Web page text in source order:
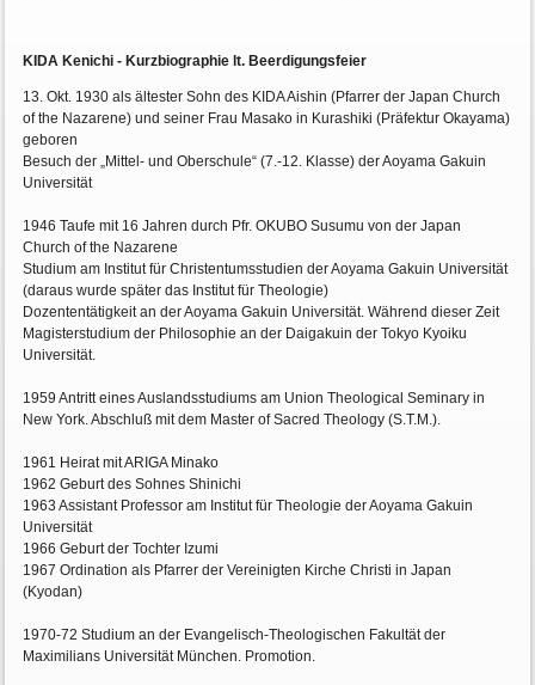
KIDA Kenichi - Kurzbiographie lt. Beerdigungsfeier
13. Okt. 1930 als ältester Sohn des KIDA Aishin (Pfarrer der Japan Church
of the Nazarene) und seiner Frau Masako in Kurashiki (Präfektur Okayama)
geboren
Besuch der „Mittel- und Oberschule“ (7.-12. Klasse) der Aoyama Gakuin
Universität
1946 Taufe mit 16 Jahren durch Pfr. OKUBO Susumu von der Japan
Church of the Nazarene
Studium am Institut für Christentumsstudien der Aoyama Gakuin Universität
(daraus wurde später das Institut für Theologie)
Dozententätigkeit an der Aoyama Gakuin Universität. Während dieser Zeit
Magisterstudium der Philosophie an der Daigakuin der Tokyo Kyoiku
Universität.
1959 Antritt eines Auslandsstudiums am Union Theological Seminary in
New York. Abschluß mit dem Master of Sacred Theology (S.T.M.).
1961 Heirat mit ARIGA Minako
1962 Geburt des Sohnes Shinichi
1963 Assistant Professor am Institut für Theologie der Aoyama Gakuin
Universität
1966 Geburt der Tochter Izumi
1967 Ordination als Pfarrer der Vereinigten Kirche Christi in Japan
(Kyodan)
1970-72 Studium an der Evangelisch-Theologischen Fakultät der
Maximilians Universität München. Promotion.